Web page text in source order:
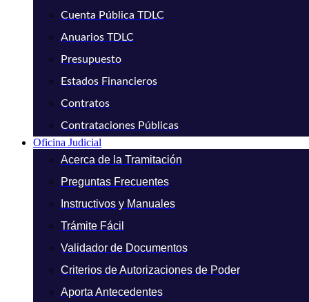
Cuenta Pública TDLC
Anuarios TDLC
Presupuesto
Estados Financieros
Contratos
Contrataciones Públicas
Oficina Judicial
Acerca de la Tramitación
Preguntas Frecuentes
Instructivos y Manuales
Trámite Fácil
Validador de Documentos
Criterios de Autorizaciones de Poder
Aporta Antecedentes